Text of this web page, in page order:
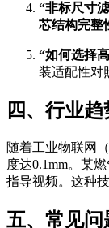
“非标尺寸
芯结构完整
“如何选择
装适配性对
四、行业
随着工业物联网
度达0.1mm。某
指导视频。这种
五、常见问